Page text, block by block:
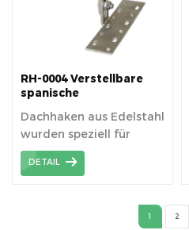
RH-0004 Verstellbare
spanische
Dachhaken aus Edelstahl
wurden speziell für
Solarmontagesysteme
für Ziegeldächer
Dachbalken verankert,
DETAIL
1 2